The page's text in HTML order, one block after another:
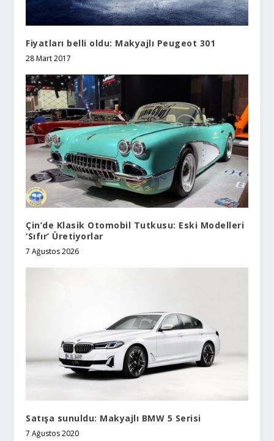
Fiyatları belli oldu: Makyajlı Peugeot 301
28 Mart 2017
Çin’de Klasik Otomobil Tutkusu: Eski Modelleri
‘Sıfır’ Üretiyorlar
7 Ağustos 2026
Satışa sunuldu: Makyajlı BMW 5 Serisi
7 Ağustos 2020